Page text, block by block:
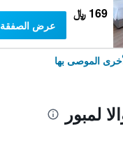
169 ﷼
عرض الصفقة
الموصى بها
لمبور